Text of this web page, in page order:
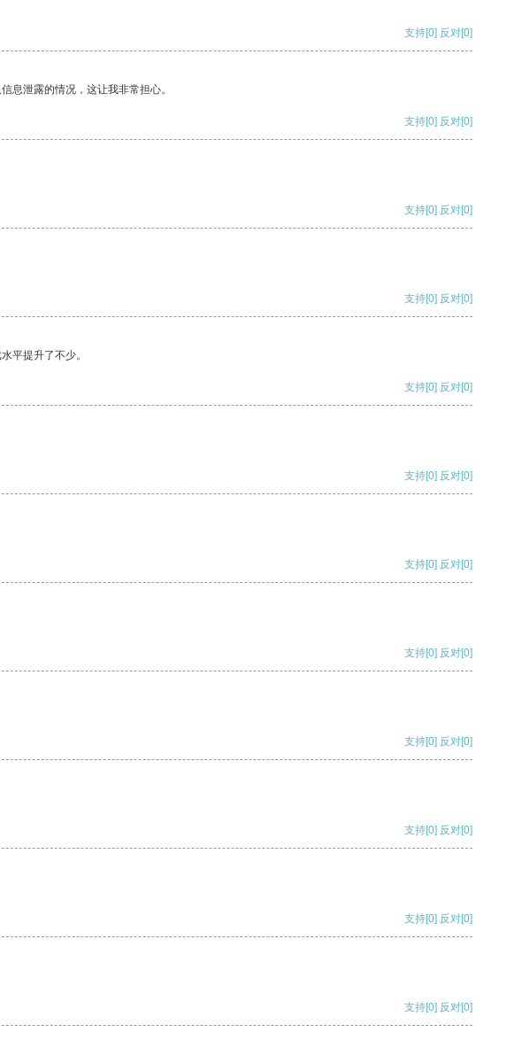
支持[0] 反对[0]
息泄露的情况，这让我非常担心。
支持[0] 反对[0]
支持[0] 反对[0]
支持[0] 反对[0]
平提升了不少。
支持[0] 反对[0]
支持[0] 反对[0]
支持[0] 反对[0]
支持[0] 反对[0]
支持[0] 反对[0]
支持[0] 反对[0]
支持[0] 反对[0]
支持[0] 反对[0]